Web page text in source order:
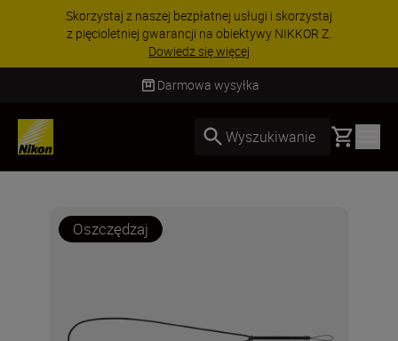
Skorzystaj z naszej bezpłatnej usługi i skorzystaj
z pięcioletniej gwarancji na obiektywy NIKKOR Z.
Dowiedz się więcej
Darmowa wysyłka
Wyszukiwanie Basket
Oszczędzaj